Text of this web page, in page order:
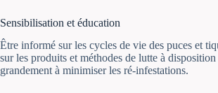
Sensibilisation et éducation
Être informé sur les cycles de vie des puces et
sur les produits et méthodes de lutte à disposition
grandement à minimiser les ré-infestations.